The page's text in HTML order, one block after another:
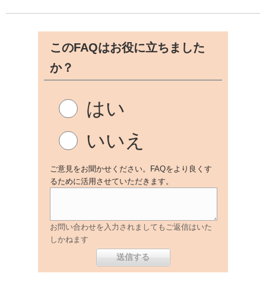
このFAQはお役に立ちました
か？
はい
いいえ
ご意見をお聞かせください。FAQをより良くす
るために活用させていただきます。
お問い合わせを入力されましてもご返信はいた
しかねます